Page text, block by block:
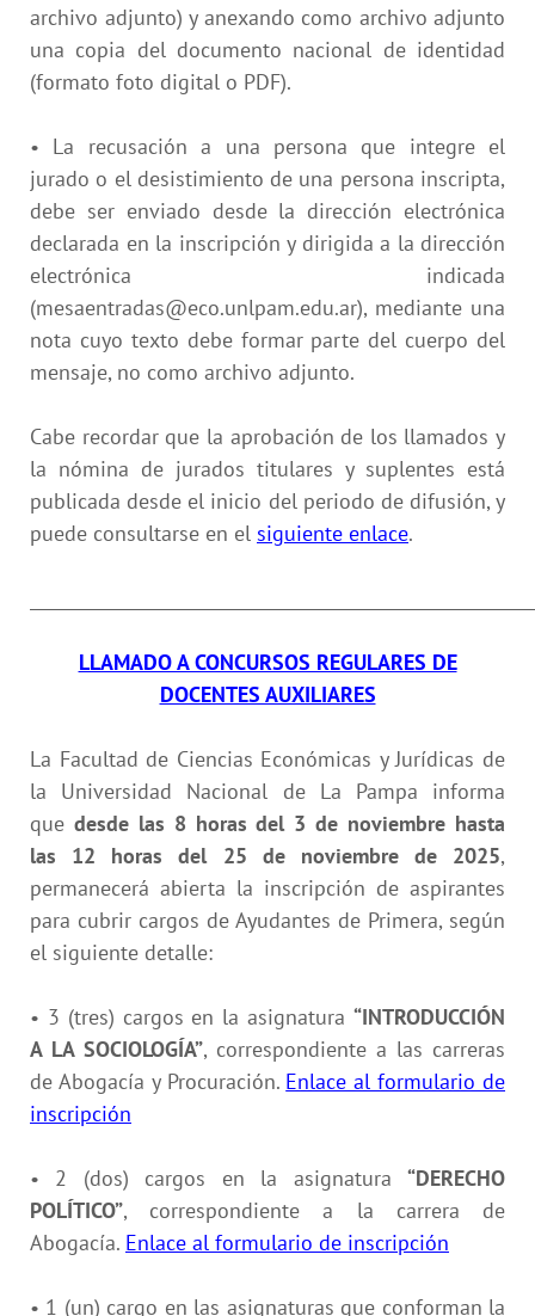
archivo adjunto) y anexando como archivo adjunto
una copia del documento nacional de identidad
(formato foto digital o PDF).
• La recusación a una persona que integre el
jurado o el desistimiento de una persona inscripta,
debe ser enviado desde la dirección electrónica
declarada en la inscripción y dirigida a la dirección
electrónica indicada
(mesaentradas@eco.unlpam.edu.ar), mediante una
nota cuyo texto debe formar parte del cuerpo del
mensaje, no como archivo adjunto.
Cabe recordar que la aprobación de los llamados y
la nómina de jurados titulares y suplentes está
publicada desde el inicio del periodo de difusión, y
puede consultarse en el siguiente enlace.
LLAMADO A CONCURSOS REGULARES DE
DOCENTES AUXILIARES
La Facultad de Ciencias Económicas y Jurídicas de
la Universidad Nacional de La Pampa informa
que desde las 8 horas del 3 de noviembre hasta
las 12 horas del 25 de noviembre de 2025,
permanecerá abierta la inscripción de aspirantes
para cubrir cargos de Ayudantes de Primera, según
el siguiente detalle:
• 3 (tres) cargos en la asignatura “INTRODUCCIÓN
A LA SOCIOLOGÍA”, correspondiente a las carreras
de Abogacía y Procuración. Enlace al formulario de
inscripción
• 2 (dos) cargos en la asignatura “DERECHO
POLÍTICO”, correspondiente a la carrera de
Abogacía. Enlace al formulario de inscripción
• 1 (un) cargo en las asignaturas que conforman la